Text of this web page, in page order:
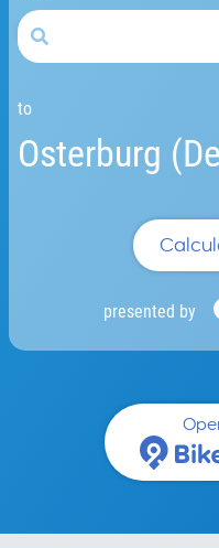
to
Osterburg
presented by